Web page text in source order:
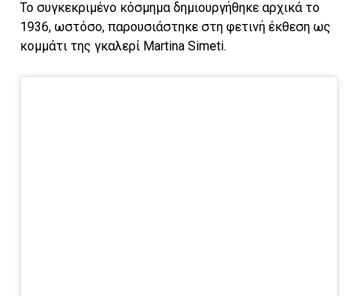
Το συγκεκριμένο κόσμημα δημιουργήθηκε αρχικά το
1936, ωστόσο, παρουσιάστηκε στη φετινή έκθεση ως
κομμάτι της γκαλερί Martina Simeti.